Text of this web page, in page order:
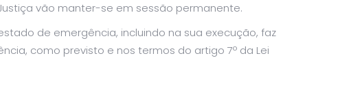
vão manter-se em sessão permanente.
de emergência, incluindo na sua execução, faz
como previsto e nos termos do artigo 7º da Lei